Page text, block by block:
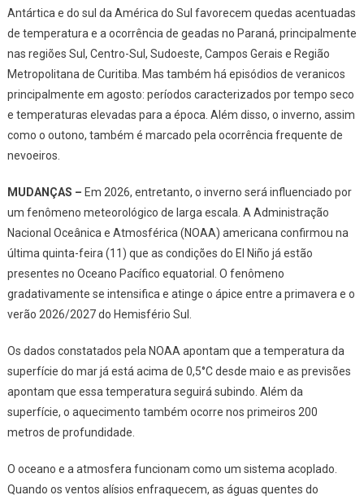
Antártica e do sul da América do Sul favorecem quedas acentuadas
de temperatura e a ocorrência de geadas no Paraná, principalmente
nas regiões Sul, Centro-Sul, Sudoeste, Campos Gerais e Região
Metropolitana de Curitiba. Mas também há episódios de veranicos
principalmente em agosto: períodos caracterizados por tempo seco
e temperaturas elevadas para a época. Além disso, o inverno, assim
como o outono, também é marcado pela ocorrência frequente de
nevoeiros.
MUDANÇAS – Em 2026, entretanto, o inverno será influenciado por
um fenômeno meteorológico de larga escala. A Administração
Nacional Oceânica e Atmosférica (NOAA) americana confirmou na
última quinta-feira (11) que as condições do El Niño já estão
presentes no Oceano Pacífico equatorial. O fenômeno
gradativamente se intensifica e atinge o ápice entre a primavera e o
verão 2026/2027 do Hemisfério Sul.
Os dados constatados pela NOAA apontam que a temperatura da
superfície do mar já está acima de 0,5°C desde maio e as previsões
apontam que essa temperatura seguirá subindo. Além da
superfície, o aquecimento também ocorre nos primeiros 200
metros de profundidade.
O oceano e a atmosfera funcionam como um sistema acoplado.
Quando os ventos alísios enfraquecem, as águas quentes do